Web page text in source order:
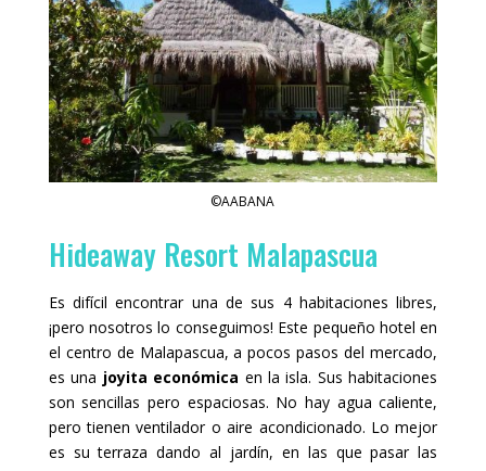
©AABANA
Hideaway Resort Malapascua
Es difícil encontrar una de sus 4 habitaciones libres,
¡pero nosotros lo conseguimos! Este pequeño hotel en
el centro de Malapascua, a pocos pasos del mercado,
es una joyita económica en la isla. Sus habitaciones
son sencillas pero espaciosas. No hay agua caliente,
pero tienen ventilador o aire acondicionado. Lo mejor
es su terraza dando al jardín, en las que pasar las